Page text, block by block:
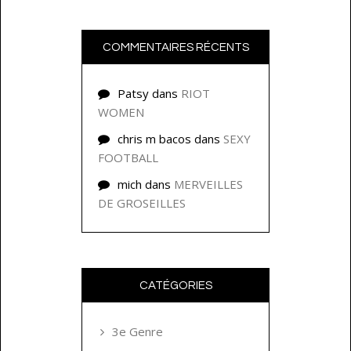
COMMENTAIRES RÉCENTS
Patsy dans RIOT
WOMEN
chris m bacos dans SEXY
FOOTBALL
mich dans MERVEILLES
DE GROSEILLES
CATÉGORIES
3e Genre